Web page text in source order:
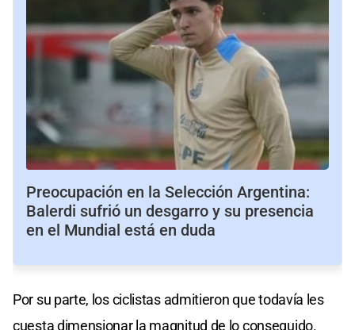
Preocupación en la Selección Argentina:
Balerdi sufrió un desgarro y su presencia
en el Mundial está en duda
Por su parte, los ciclistas admitieron que todavía les
cuesta dimensionar la magnitud de lo conseguido.